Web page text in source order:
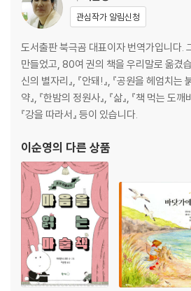
관심작가 알림신청
도서출판 북극곰 대표이자 번역가입니다.
만들었고, 80여 권의 책을 우리말로 옮겼
신의 별자리』, 『안돼!』, 『공원을 헤엄치는
약』, 『한밤의 정원사』, 『삶』, 『책 먹는 도
『강을 따라서』 등이 있습니다.
이순영의 다른 상품